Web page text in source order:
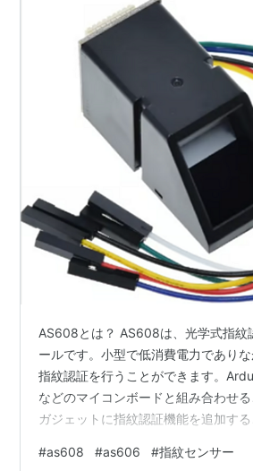
AS608とは？ AS608は、光学式指紋
ールです。小型で低消費電力であり
指紋認証を行うことができます。
などのマイコンボードと組み合わせ
ガジェットに指紋認証機能を追加す
ーも用意されているため簡単に指紋認
#as608 #as606 #指紋センサー